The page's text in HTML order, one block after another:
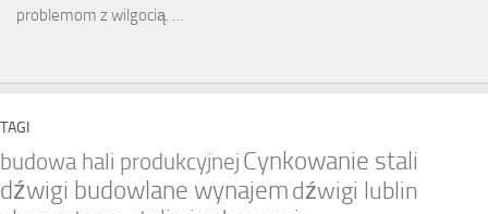
problemom z wilgocią. …
TAGI
budowa hali produkcyjnej Cynkowanie stali
dźwigi budowlane wynajemdźwigi lublin